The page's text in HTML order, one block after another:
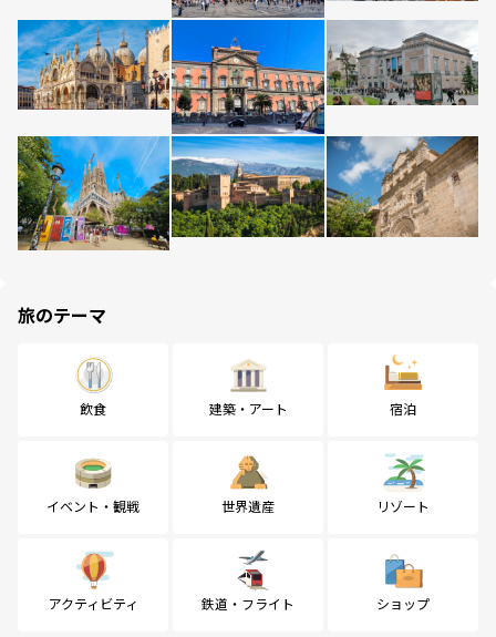
旅のテーマ
飲食 建築・アート 宿泊
イベント・観戦 世界遺産 リゾート
アクティビティ 鉄道・フライト ショップ